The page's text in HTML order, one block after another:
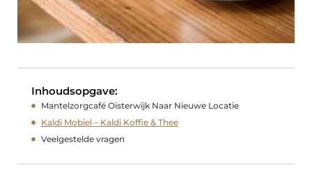
Inhoudsopgave:
Mantelzorgcafé Oisterwijk Naar Nieuwe Locatie
Kaldi Mobiel – Kaldi Koffie & Thee
Veelgestelde vragen